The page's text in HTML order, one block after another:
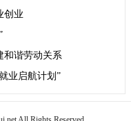
创业
和谐劳动关系
业启航计划”